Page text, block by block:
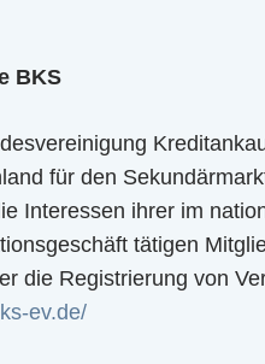
BKS
für den
Interessen ihrer im
tätigen
die Registrierung von
ev.de/